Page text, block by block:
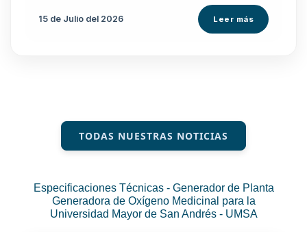
15 de Julio del 2026 Leer más
TODAS NUESTRAS NOTICIAS
Especificaciones Técnicas - Generador de Planta
Generadora de Oxígeno Medicinal para la
Universidad Mayor de San Andrés - UMSA